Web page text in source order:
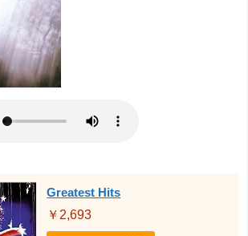
Greatest Hits
￥2,693